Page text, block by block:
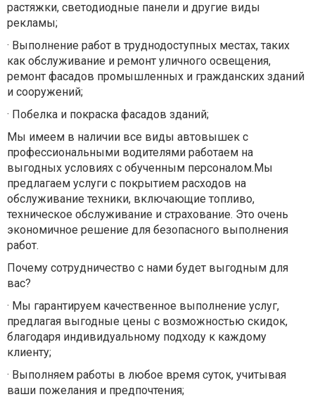
растяжки, светодиодные панели и другие виды
рекламы;
· Выполнение работ в труднодоступных местах, таких
как обслуживание и ремонт уличного освещения,
ремонт фасадов промышленных и гражданских зданий
и сооружений;
· Побелка и покраска фасадов зданий;
Мы имеем в наличии все виды автовышек с
профессиональными водителями работаем на
выгодных условиях с обученным персоналом.Мы
предлагаем услуги с покрытием расходов на
обслуживание техники, включающие топливо,
техническое обслуживание и страхование. Это очень
экономичное решение для безопасного выполнения
работ.
Почему сотрудничество с нами будет выгодным для
вас?
· Мы гарантируем качественное выполнение услуг,
предлагая выгодные цены с возможностью скидок,
благодаря индивидуальному подходу к каждому
клиенту;
· Выполняем работы в любое время суток, учитывая
ваши пожелания и предпочтения;